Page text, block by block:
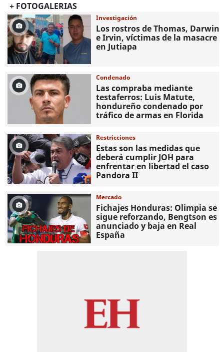
+ FOTOGALERIAS
Investigación
Los rostros de Thomas, Darwin
e Irvin, víctimas de la masacre
en Jutiapa
Condenado
Las compraba mediante
testaferros: Luis Matute,
hondureño condenado por
tráfico de armas en Florida
Restricciones
Estas son las medidas que
deberá cumplir JOH para
enfrentar en libertad el caso
Pandora II
Mercado
Fichajes Honduras: Olimpia se
sigue reforzando, Bengtson es
anunciado y baja en Real
España